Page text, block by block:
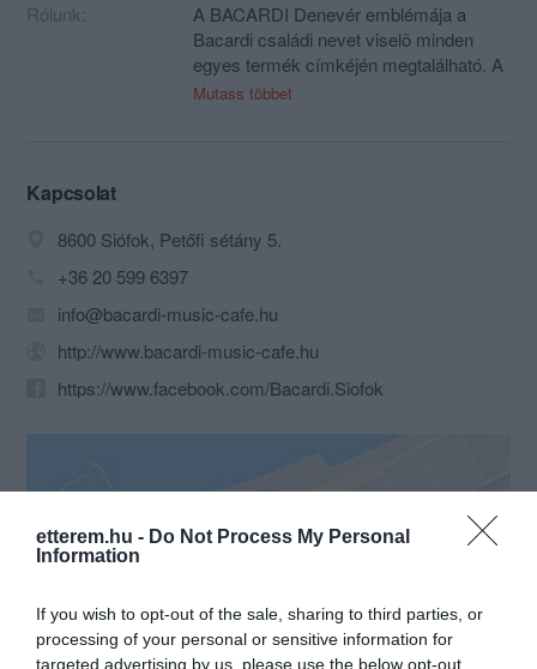
etterem.hu - Do Not Process My Personal
Information
If you wish to opt-out of the sale, sharing to third parties, or
processing of your personal or sensitive information for
targeted advertising by us, please use the below opt-out
Rólunk:
A BACARDI Denevér emblémája a
Bacardi családi nevet viselõ minden
egyes termék címkéjén megtalálható. A
családi hagyomány szerint 1862-bõl
Mutass többet
Kapcsolat
8600 Siófok, Petőfi sétány 5.
+36 20 599 6397
info@bacardi-music-cafe.hu
http://www.bacardi-music-cafe.hu
https://www.facebook.com/Bacardi.Siofok
Probléma jelentése Te vagy a tulajdonos?